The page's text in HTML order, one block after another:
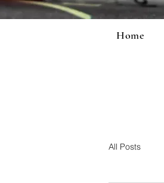
Home
All Posts